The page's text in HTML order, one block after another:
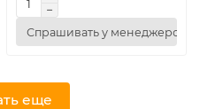
Спрашивать у менеджеров
еще